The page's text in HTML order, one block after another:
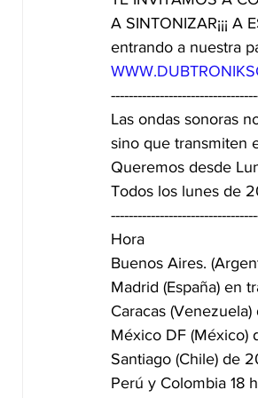
A SINTONIZAR¡¡¡ A
entrando a nuestra
Las ondas sonoras
sino que transmiten
Queremos desde
Todos los lunes de
Hora
Buenos Aires.
Madrid (España) en
Caracas
México DF (México)
Santiago (Chile) de
Perú y Colombia 18